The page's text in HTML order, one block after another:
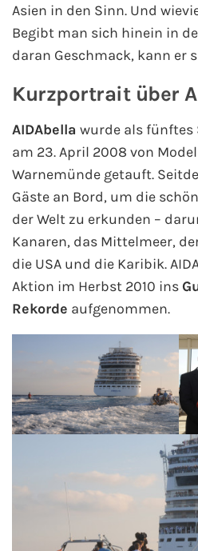
Kanaren-Kreuzfahrt
Karibik-Kreuzfahrt
Ostsee-Kreuzfahrt
Westeuropa-Kreuzfahrt
Norwegen-Kreuzfahrt
Orient-Kreuzfahrt
Weltreise-Kreuzfahrt
Reedereien
AIDA Cruises
MSC Kreuzfahrten
Phoenix Reisen
Hapag-Lloyd Cruises
Asien in den Sinn. Und
Begibt man sich hinein in
daran Geschmack, kann er
Kurzportrait über
AIDAbella wurde als fünftes
am 23. April 2008 von
Warnemünde getauft.
Gäste an Bord, um die
der Welt zu erkunden –
Kanaren, das Mittelmeer,
die USA und die Karibik.
Aktion im Herbst 2010 ins
Rekorde aufgenommen.